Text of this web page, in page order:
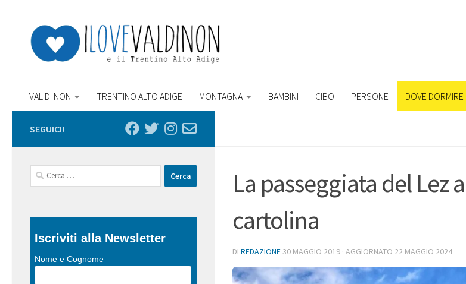
VAL DI NON TRENTINO ALTO ADIGE MONTAGNA BAMBINI CIBO PERSONE DOVE DORMIRE
La passeggiata del Lez
cartolina
DI REDAZIONE30 MAGGIO 2019 · AGGIORNATO 22 MAGGIO 2024
SEGUICI!
Ricerca
per:
Iscriviti alla Newsletter
Nome e Cognome